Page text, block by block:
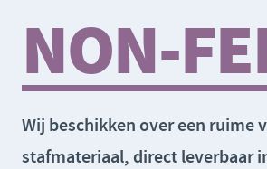
NON-
Wij beschikken over een ruime
stafmateriaal, direct leverbaar